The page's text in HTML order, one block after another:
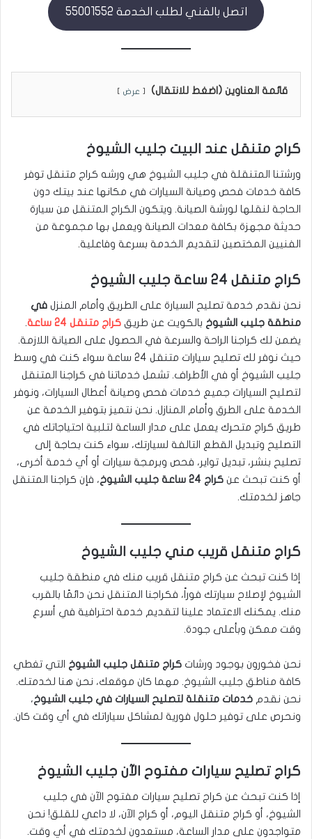
اتصل بالفني لطلب الخدمة 55001552
قائمة العناوين (اضغط للانتقال) عرض
كراج متنقل عند البيت جليب الشيوخ
ورشتنا المتنقلة في جليب الشيوخ هي ورشه كراج متنقل توفر
كافة خدمات فحص وصيانة السيارات في مكانها عند بيتك دون
الحاجة لنقلها لورشة الصيانة. ويتكون الكراج المتنقل من سيارة
حديثة مجهزة بكافة معدات الصيانة ويعمل بها مجموعة من
الفنيين المختصين لتقديم الخدمة بسرعة وفاعلية.
كراج متنقل 24 ساعة جليب الشيوخ
نحن نقدم خدمة تصليح السيارة على الطريق وأمام المنزل في
منطقة جليب الشيوخ بالكويت عن طريق كراج متنقل 24 ساعة
.
يضمن لك كراجنا الراحة والسرعة في الحصول على الصيانة اللازمة.
حيث نوفر لك تصليح سيارات متنقل 24 ساعة سواء كنت في وسط
جليب الشيوخ أو في الأطراف. تشمل خدماتنا في كراجنا المتنقل
لتصليح السيارات جميع خدمات فحص وصيانة أعطال السيارات، ونوفر
الخدمة على الطرق وأمام المنازل. نحن نتميز بتوفير الخدمة عن
طريق كراج متحرك يعمل على مدار الساعة لتلبية احتياجاتك في
التصليح وتبديل القطع التالفة لسيارتك، سواء كنت بحاجة إلى
تصليح بنشر، تبديل تواير، فحص وبرمجة سيارات أو أي خدمة أخرى،
أو كنت تبحث عن كراج 24 ساعة جليب الشيوخ
، فإن كراجنا المتنقل
جاهز لخدمتك.
كراج متنقل قريب مني جليب الشيوخ
إذا كنت تبحث عن كراج متنقل قريب منك في منطقة جليب
الشيوخ لإصلاح سيارتك فوراً، فكراجنا المتنقل نحن دائمًا بالقرب
منك. يمكنك الاعتماد علينا لتقديم خدمة احترافية في أسرع
وقت ممكن وبأعلى جودة.
نحن فخورون بوجود ورشات كراج متنقل جليب الشيوخ
التي تغطي
كافة مناطق جليب الشيوخ. مهما كان موقعك، نحن هنا لخدمتك.
نحن نقدم خدمات متنقلة لتصليح السيارات في جليب الشيوخ،
ونحرص على توفير حلول فورية لمشاكل سياراتك في أي وقت كان.
كراج تصليح سيارات مفتوح الآن جليب الشيوخ
إذا كنت تبحث عن كراج تصليح سيارات مفتوح الآن في جليب
الشيوخ، أو كراج متنقل اليوم، أو كراج الآن، لا داعي للقلق! نحن
متواجدون على مدار الساعة، مستعدون لخدمتك في أي وقت.